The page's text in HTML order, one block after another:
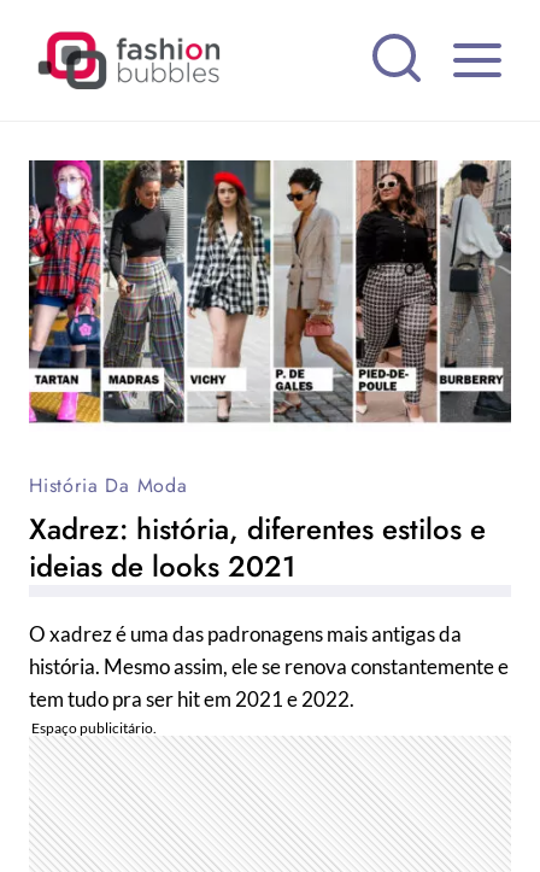
História Da Moda
Xadrez: história, diferentes estilos e
ideias de looks 2021
O xadrez é uma das padronagens mais antigas da
história. Mesmo assim, ele se renova constantemente e
tem tudo pra ser hit em 2021 e 2022.